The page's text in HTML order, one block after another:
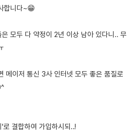
합니다~😁
모두 다 약정이 2년 이상 남아 있다니.. 무
메이저 통신 3사 인터넷 모두 좋은 품질로
결합하여 가입하시되..!